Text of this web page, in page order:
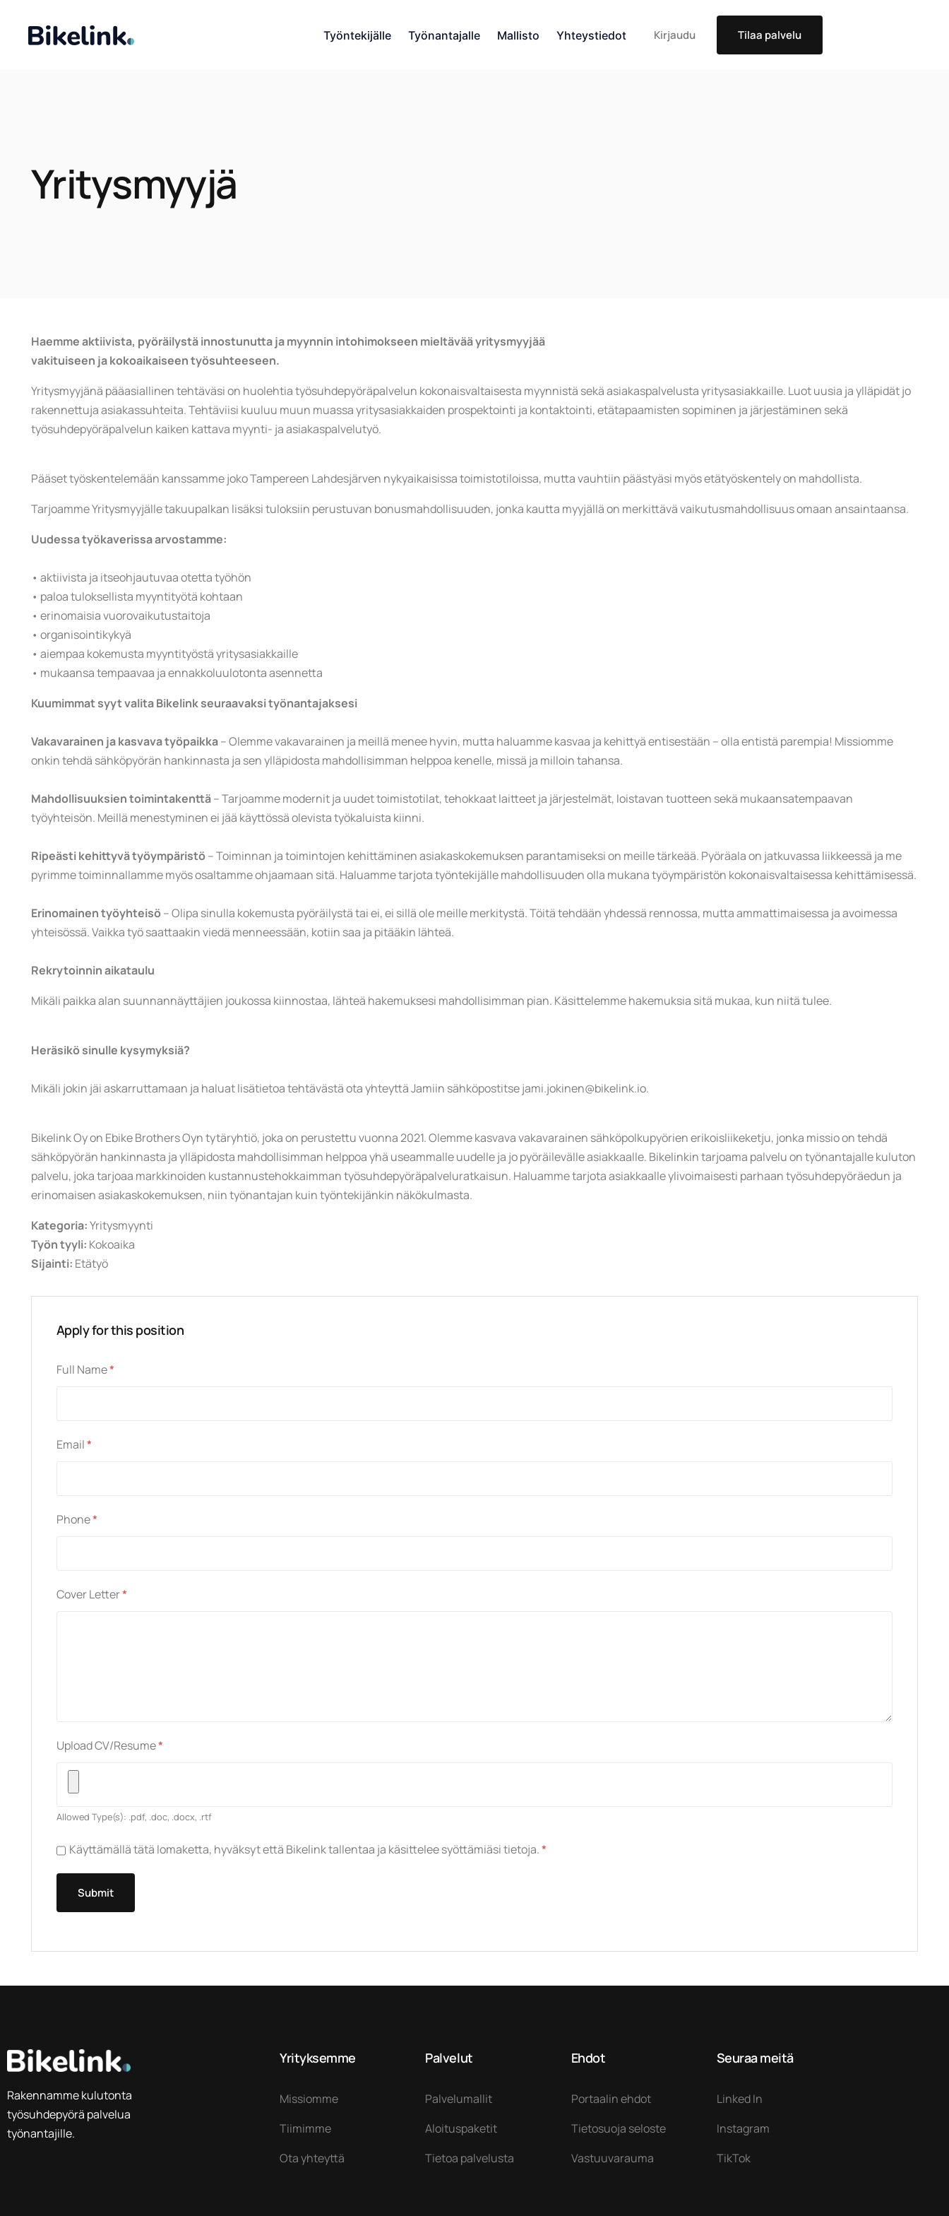
Työntekijälle Työnantajalle Mallisto Yhteystiedot Kirjaudu Tilaa palvelu
Yritysmyyjä
Haemme aktiivista, pyöräilystä innostunutta ja myynnin intohimokseen mieltävää yritysmyyjää
vakituiseen ja kokoaikaiseen työsuhteeseen.
Yritysmyyjänä pääasiallinen tehtäväsi on huolehtia työsuhdepyöräpalvelun kokonaisvaltaisesta myynnistä sekä asiakaspalvelusta yritysasiakkaille. Luot uusia ja ylläpidät jo
rakennettuja asiakassuhteita. Tehtäviisi kuuluu muun muassa yritysasiakkaiden prospektointi ja kontaktointi, etätapaamisten sopiminen ja järjestäminen sekä
työsuhdepyöräpalvelun kaiken kattava myynti- ja asiakaspalvelutyö.
Pääset työskentelemään kanssamme joko Tampereen Lahdesjärven nykyaikaisissa toimistotiloissa, mutta vauhtiin päästyäsi myös etätyöskentely on mahdollista.
Tarjoamme Yritysmyyjälle takuupalkan lisäksi tuloksiin perustuvan bonusmahdollisuuden, jonka kautta myyjällä on merkittävä vaikutusmahdollisuus omaan ansaintaansa.
Uudessa työkaverissa arvostamme:
• aktiivista ja itseohjautuvaa otetta työhön
• paloa tuloksellista myyntityötä kohtaan
• erinomaisia vuorovaikutustaitoja
• organisointikykyä
• aiempaa kokemusta myyntityöstä yritysasiakkaille
• mukaansa tempaavaa ja ennakkoluulotonta asennetta
Kuumimmat syyt valita Bikelink seuraavaksi työnantajaksesi
Vakavarainen ja kasvava työpaikka– Olemme vakavarainen ja meillä menee hyvin, mutta haluamme kasvaa ja kehittyä entisestään – olla entistä parempia! Missiomme
onkin tehdä sähköpyörän hankinnasta ja sen ylläpidosta mahdollisimman helppoa kenelle, missä ja milloin tahansa.
Mahdollisuuksien toimintakenttä– Tarjoamme modernit ja uudet toimistotilat, tehokkaat laitteet ja järjestelmät, loistavan tuotteen sekä mukaansatempaavan
työyhteisön. Meillä menestyminen ei jää käyttössä olevista työkaluista kiinni.
Ripeästi kehittyvä työympäristö– Toiminnan ja toimintojen kehittäminen asiakaskokemuksen parantamiseksi on meille tärkeää. Pyöräala on jatkuvassa liikkeessä ja me
pyrimme toiminnallamme myös osaltamme ohjaamaan sitä. Haluamme tarjota työntekijälle mahdollisuuden olla mukana työympäristön kokonaisvaltaisessa kehittämisessä.
Erinomainen työyhteisö– Olipa sinulla kokemusta pyöräilystä tai ei, ei sillä ole meille merkitystä. Töitä tehdään yhdessä rennossa, mutta ammattimaisessa ja avoimessa
yhteisössä. Vaikka työ saattaakin viedä menneessään, kotiin saa ja pitääkin lähteä.
Rekrytoinnin aikataulu
Mikäli paikka alan suunnannäyttäjien joukossa kiinnostaa, lähteä hakemuksesi mahdollisimman pian. Käsittelemme hakemuksia sitä mukaa, kun niitä tulee.
Heräsikö sinulle kysymyksiä?
Mikäli jokin jäi askarruttamaan ja haluat lisätietoa tehtävästä ota yhteyttä Jamiin sähköpostitse jami.jokinen@bikelink.io.
Bikelink Oy on Ebike Brothers Oyn tytäryhtiö, joka on perustettu vuonna 2021. Olemme kasvava vakavarainen sähköpolkupyörien erikoisliikeketju, jonka missio on tehdä
sähköpyörän hankinnasta ja ylläpidosta mahdollisimman helppoa yhä useammalle uudelle ja jo pyöräilevälle asiakkaalle. Bikelinkin tarjoama palvelu on työnantajalle kuluton
palvelu, joka tarjoaa markkinoiden kustannustehokkaimman työsuhdepyöräpalveluratkaisun. Haluamme tarjota asiakkaalle ylivoimaisesti parhaan työsuhdepyöräedun ja
erinomaisen asiakaskokemuksen, niin työnantajan kuin työntekijänkin näkökulmasta.
Kategoria:Yritysmyynti
Työn tyyli: Kokoaika
Sijainti: Etätyö
Apply for this position
Full Name*
Email*
Phone*
Cover Letter*
Upload CV/Resume*
Allowed Type(s): .pdf, .doc, .docx, .rtf
Käyttämällä tätä lomaketta, hyväksyt että Bikelink tallentaa ja käsittelee syöttämiäsi tietoja.*
Rakennamme kulutonta
työsuhdepyörä palvelua
työnantajille.
Yrityksemme
Missiomme
Tiimimme
Ota yhteyttä
Palvelut
Palvelumallit
Aloituspaketit
Tietoa palvelusta
Ehdot
Portaalin ehdot
Tietosuoja seloste
Vastuuvarauma
Seuraa meitä
Linked In
Instagram
TikTok